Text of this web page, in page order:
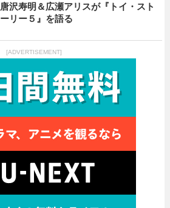
唐沢寿明＆広瀬アリスが『トイ・スト
ーリー５』を語る
[ADVERTISEMENT]